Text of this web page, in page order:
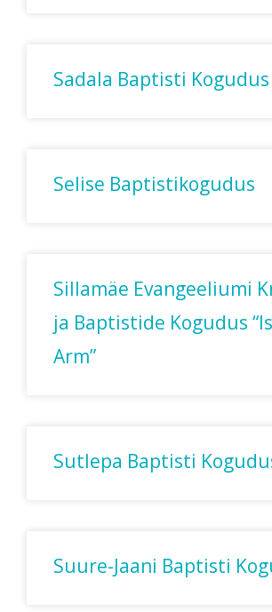
Sadala Baptisti Kogudus
Selise Baptistikogudus
Sillamäe Evangeeliumi
ja Baptistide Kogudus
Arm”
Sutlepa Baptisti
Suure-Jaani Baptisti